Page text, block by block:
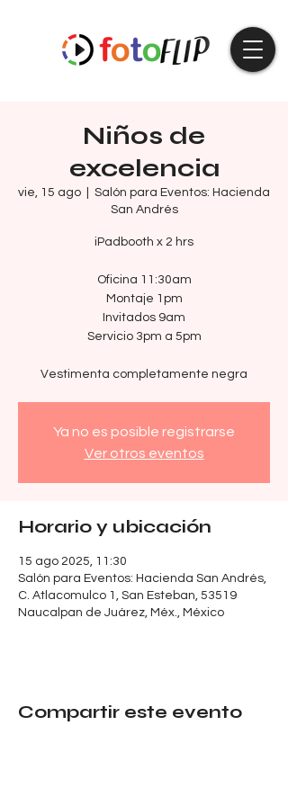
Niños de
excelencia
vie, 15 ago
Salón para Eventos: Hacienda
San Andrés
iPadbooth x 2 hrs
Oficina 11:30am
Montaje 1pm
Invitados 9am
Servicio 3pm a 5pm
Vestimenta completamente negra
Ya no es posible registrarse
Ver otros eventos
Horario y ubicación
15 ago 2025, 11:30
Salón para Eventos: Hacienda San Andrés,
C. Atlacomulco 1, San Esteban, 53519
Naucalpan de Juárez, Méx., México
Compartir este evento